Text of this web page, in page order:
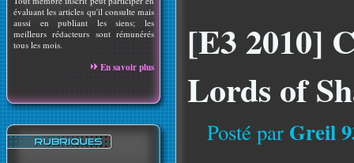
évaluant les articles qu'il consulte mais
aussi en publiant les siens; les
meilleurs rédacteurs sont rémunérés
tous les mois.
En savoir plus
[E3 2010]
Lords of
Posté par Greil